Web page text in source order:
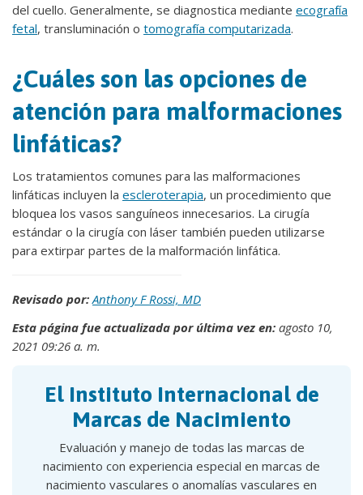
del cuello. Generalmente, se diagnostica mediante ecografía
fetal, transluminación o tomografía computarizada.
¿Cuáles son las opciones de
atención para malformaciones
linfáticas?
Los tratamientos comunes para las malformaciones
linfáticas incluyen la escleroterapia, un procedimiento que
bloquea los vasos sanguíneos innecesarios. La cirugía
estándar o la cirugía con láser también pueden utilizarse
para extirpar partes de la malformación linfática.
Revisado por: Anthony F Rossi, MD
Esta página fue actualizada por última vez en: agosto 10,
2021 09:26 a. m.
El Instituto Internacional de
Marcas de Nacimiento
Evaluación y manejo de todas las marcas de
nacimiento con experiencia especial en marcas de
nacimiento vasculares o anomalías vasculares en